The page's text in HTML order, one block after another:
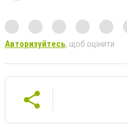
Авторизуйтесь, щоб оцінити